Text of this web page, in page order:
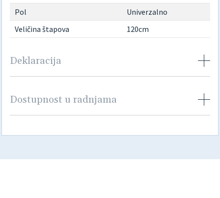
Pol
Univerzalno
Veličina štapova
120cm
Deklaracija
Dostupnost u radnjama